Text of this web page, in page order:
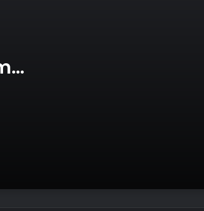
Google,10 yıl sonra logosunu